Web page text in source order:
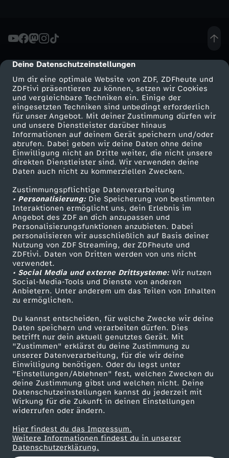
cmp-dialog-description
Deine Datenschutzeinstellungen
Um dir eine optimale Website von ZDF, ZDFheute und
ZDFtivi präsentieren zu können, setzen wir Cookies
und vergleichbare Techniken ein. Einige der
eingesetzten Techniken sind unbedingt erforderlich
für unser Angebot. Mit deiner Zustimmung dürfen wir
und unsere Dienstleister darüber hinaus
Informationen auf deinem Gerät speichern und/oder
abrufen. Dabei geben wir deine Daten ohne deine
Einwilligung nicht an Dritte weiter, die nicht unsere
direkten Dienstleister sind. Wir verwenden deine
Daten auch nicht zu kommerziellen Zwecken.
Zustimmungspflichtige Datenverarbeitung
• Personalisierung:Die Speicherung von bestimmten
Interaktionen ermöglicht uns, dein Erlebnis im
Angebot des ZDF an dich anzupassen und
Personalisierungsfunktionen anzubieten. Dabei
personalisieren wir ausschließlich auf Basis deiner
Nutzung von ZDF Streaming, der ZDFheute und
ZDFtivi. Daten von Dritten werden von uns nicht
verwendet.
• Social Media und externe Drittsysteme:Wir nutzen
Social-Media-Tools und Dienste von anderen
Anbietern. Unter anderem um das Teilen von Inhalten
zu ermöglichen.
Du kannst entscheiden, für welche Zwecke wir deine
Daten speichern und verarbeiten dürfen. Dies
betrifft nur dein aktuell genutztes Gerät. Mit
"Zustimmen" erklärst du deine Zustimmung zu
unserer Datenverarbeitung, für die wir deine
Einwilligung benötigen. Oder du legst unter
"Einstellungen/Ablehnen" fest, welchen Zwecken du
deine Zustimmung gibst und welchen nicht. Deine
Datenschutzeinstellungen kannst du jederzeit mit
Wirkung für die Zukunft in deinen Einstellungen
widerrufen oder ändern.
Hier findest du das Impressum.
Weitere Informationen findest du in unserer
Datenschutzerklärung.
d
u
n
t
e
r
D
r
u
c
k
-
I
m
p
f
s
Mehr ZDF
ZDF-Apps
Smart TV
ZDFtext
Livestreams
Sendungen A-Z
TV-Programm
Service
ZDFmitreden
Kontakt zum ZDF
Tickets
Zuschauerservice
Hilfe
ZDF Unternehmen
Karriere
ZDF goes Schule
Werbefernsehen
Mainzelmännchen
Partner